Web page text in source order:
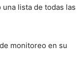
lista de todas las
monitoreo en su